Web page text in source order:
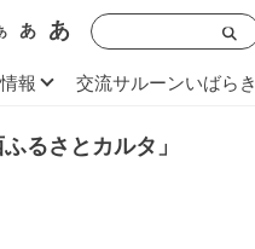
あ あ
報 交流サルーンいばらき
るさとカルタ」